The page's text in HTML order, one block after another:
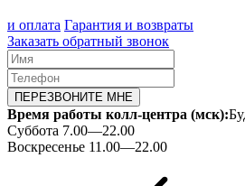
и оплата Гарантия и возвраты
Заказать обратный звонок
ПЕРЕЗВОНИТЕ МНЕ
Время работы колл-центра (мск):
Суббота 7.00—22.00
Воскресенье 11.00—22.00